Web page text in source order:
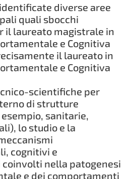
diverse aree
quali sbocchi
il laureato magistrale in
e Cognitiva
il laureato in
e Cognitiva
scientifiche per
di strutture
sanitarie,
lo studio e la
cognitivi e
nella patogenesi
e dei comportamenti